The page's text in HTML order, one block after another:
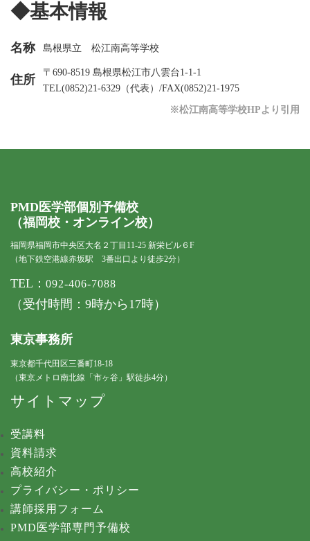
◆基本情報
名称 島根県立 松江南高等学校
住所
〒690-8519 島根県松江市八雲台1-1-1
TEL(0852)21-6329（代表）/FAX(0852)21-1975
※松江南高等学校HPより引用
PMD医学部個別予備校
（福岡校・オンライン校）
福岡県福岡市中央区大名２丁目11-25 新栄ビル６F
（地下鉄空港線赤坂駅 3番出口より徒歩2分）
TEL： 092-406-7088
（受付時間：9時から17時）
東京事務所
東京都千代田区三番町18-18
（東京メトロ南北線「市ヶ谷」駅徒歩4分）
サイトマップ
受講料
資料請求
高校紹介
プライバシー・ポリシー
講師採用フォーム
PMD医学部専門予備校